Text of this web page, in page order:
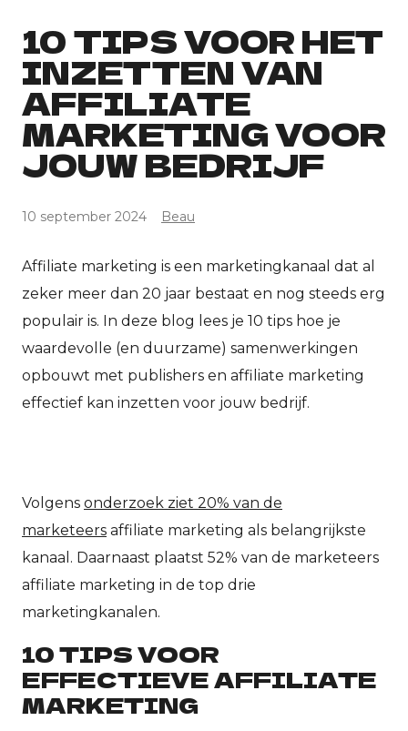
10 TIPS VOOR HET
INZETTEN VAN
AFFILIATE
MARKETING VOOR
JOUW BEDRIJF
10 september 2024 Beau
Affiliate marketing is een marketingkanaal dat al
zeker meer dan 20 jaar bestaat en nog steeds erg
populair is. In deze blog lees je 10 tips hoe je
waardevolle (en duurzame) samenwerkingen
opbouwt met publishers en affiliate marketing
effectief kan inzetten voor jouw bedrijf.
Volgens onderzoek ziet 20% van de
marketeers affiliate marketing als belangrijkste
kanaal. Daarnaast plaatst 52% van de marketeers
affiliate marketing in de top drie
marketingkanalen.
10 TIPS VOOR
EFFECTIEVE AFFILIATE
MARKETING